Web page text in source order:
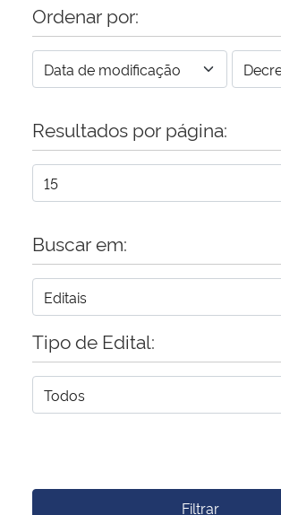
Ordenar por:
Resultados por página:
Buscar em:
Tipo de Edital:
Filtrar